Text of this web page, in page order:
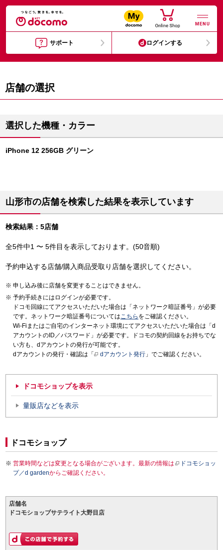
MENU
サポート ログインする
店舗の選択
選択した機種・カラー
iPhone 12 256GB グリーン
山形市の店舗を検索した結果を表示しています
検索結果：5店舗
全5件中1 〜 5件目を表示しております。(50音順)
予約申込する店舗/購入商品受取り店舗を選択してください。
申し込み後に店舗を変更することはできません。
予約手続きにはログインが必要です。
ドコモ回線にてアクセスいただいた場合は「ネットワーク暗証番号」が必要
です。ネットワーク暗証番号についてはこちら をご確認ください。
Wi-Fiまたはご自宅のインターネット環境にてアクセスいただいた場合は「d
アカウントのID／パスワード」が必要です。ドコモの契約回線をお持ちでな
い方も、dアカウントの発行が可能です。
dアカウントの発行・確認は「
dアカウント発行 」でご確認ください。
ドコモショップを表示
量販店などを表示
ドコモショップ
営業時間などは変更となる場合がございます。最新の情報は
ドコモショッ
プ／d gardenからご確認ください。
店舗名
ドコモショップサテライト大野目店